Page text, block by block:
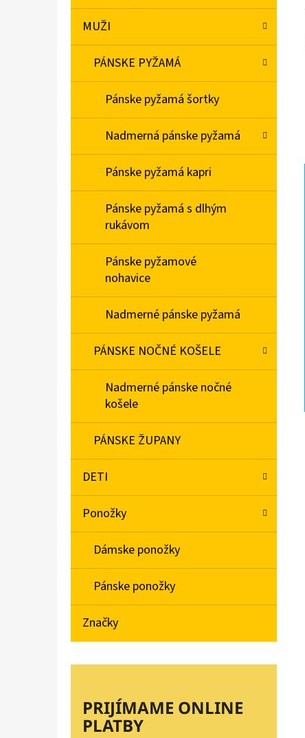
MUŽI
PÁNSKE PYŽAMÁ
Pánske pyžamá šortky
Nadmerná pánske pyžamá
Pánske pyžamá kapri
Pánske pyžamá s dlhým
rukávom
Pánske pyžamové
nohavice
Nadmerné pánske pyžamá
PÁNSKE NOČNÉ KOŠELE
Nadmerné pánske nočné
košele
PÁNSKE ŽUPANY
DETI
Ponožky
Dámske ponožky
Pánske ponožky
Značky
PRIJÍMAME ONLINE
PLATBY